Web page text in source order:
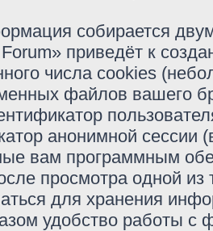
собирается
приведёт к
числа cookies
файлов вашего
анонимной сессии
вам программным
просмотра одной
для хранения
удобство работы с